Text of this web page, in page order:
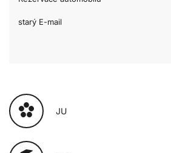
starý E-mail
JU